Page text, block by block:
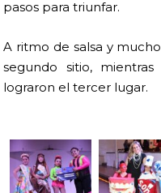
pasos para triunfar.
A ritmo de salsa y
segundo sitio,
lograron el tercer lugar.